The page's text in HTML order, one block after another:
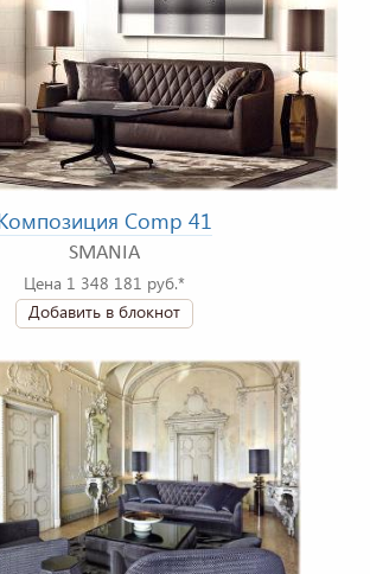
Comp 41
SMANIA
Цена 1 348 181 руб.*
Добавить в блокнот